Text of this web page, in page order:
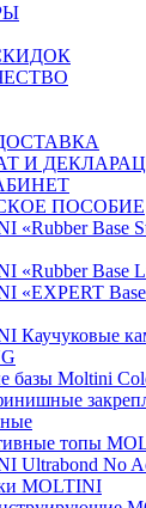
И
ПОСОБИЕ
«Rubber Base
«Rubber Base
«EXPERT
Каучуковые
базы Moltini
топы
Ultrabond No
MOLTINI